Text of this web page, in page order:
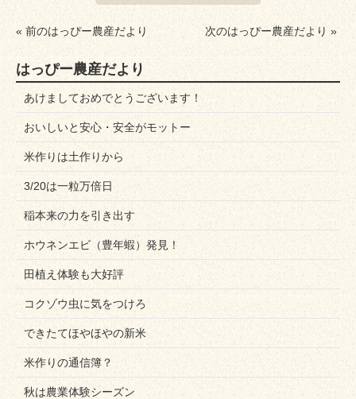
« 前のはっぴー農産だより 次のはっぴー農産だより »
はっぴー農産だより
あけましておめでとうございます！
おいしいと安心・安全がモットー
米作りは土作りから
3/20は一粒万倍日
稲本来の力を引き出す
ホウネンエビ（豊年蝦）発見！
田植え体験も大好評
コクゾウ虫に気をつけろ
できたてほやほやの新米
米作りの通信簿？
秋は農業体験シーズン